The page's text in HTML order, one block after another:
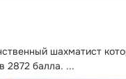
шахматист
2872 балла. ...